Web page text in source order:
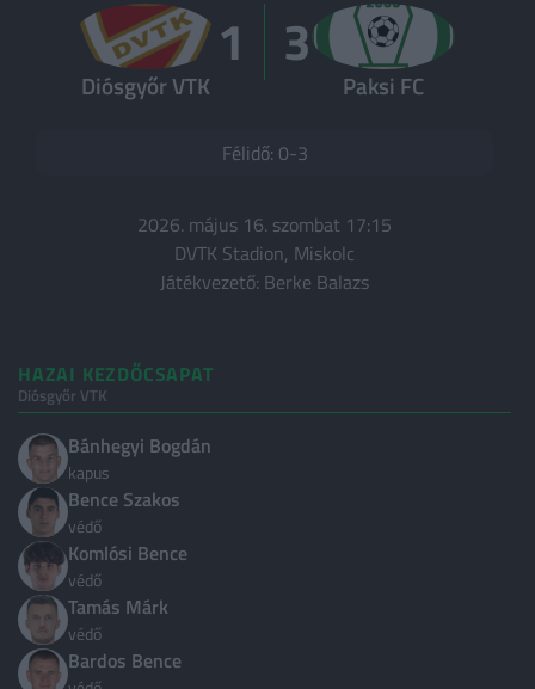
KIEMELT
OTP Bank Liga
Európa Liga
Nemzetek Ligája
LISTÁK
Világranglista
Klub Világranglista
Magyarok külföldön
ORSZÁGOK
Diósgyőr VTK
1 3
Paksi FC
Félidő: 0-3
2026. május 16. szombat 17:15
DVTK Stadion, Miskolc
Játékvezető: Berke Balazs
HAZAI KEZDŐCSAPAT
Diósgyőr VTK
Bánhegyi Bogdán
kapus
Bence Szakos
védő
Komlósi Bence
védő
Tamás Márk
védő
Bardos Bence